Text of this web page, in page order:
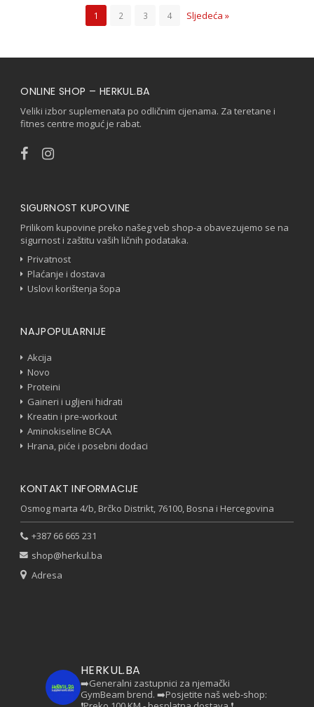
1 2 3 4 Sljedeća »
ONLINE SHOP – HERKUL.BA
Veliki izbor suplemenata po odličnim cijenama. Za teretane i
fitnes centre moguć je rabat.
SIGURNOST KUPOVINE
Prilikom kupovine preko našeg veb shop-a obavezujemo se na
sigurnost i zaštitu vaših ličnih podataka.
Privatnost
Plaćanje i dostava
Uslovi korištenja šopa
NAJPOPULARNIJE
Akcija
Novo
Proteini
Gaineri i ugljeni hidrati
Kreatin i pre-workout
Aminokiseline BCAA
Hrana, piće i posebni dodaci
KONTAKT INFORMACIJE
Osmog marta 4/b, Brčko Distrikt, 76100, Bosna i Hercegovina
+387 66 665 231
shop@herkul.ba
Adresa
HERKUL.BA
➡️Generalni zastupnici za njemački
GymBeam brend. ➡️Posjetite naš web-shop: